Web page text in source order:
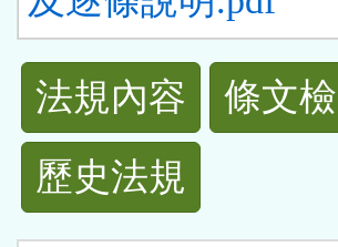
法
規
功
法規內容 條文
歷史法規